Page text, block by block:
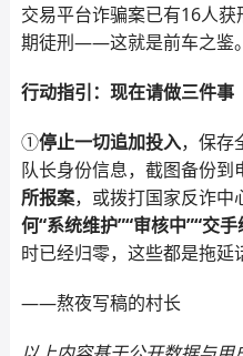
交易平台诈骗案已有16人
期徒刑——这就是前车之鉴。
行动指引：现在请做三件事
①停止一切追加投入，保存
队长身份信息，截图备份
所报案，或拨打国家反诈
何“系统维护”“审核中”“交
时已经归零，这些都是拖延
——熬夜写稿的村长